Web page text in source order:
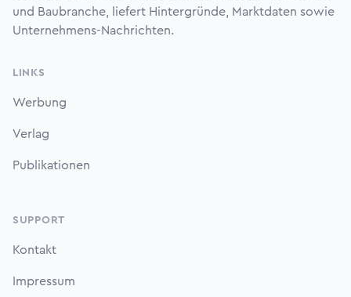
und Baubranche, liefert Hintergründe, Marktdaten sowie
Unternehmens-Nachrichten.
LINKS
Werbung
Verlag
Publikationen
SUPPORT
Kontakt
Impressum